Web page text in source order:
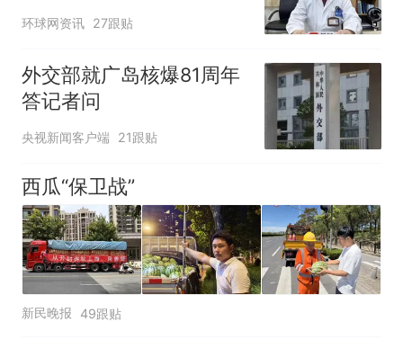
青没事，晚上再吃却出现
环球网资讯 27跟贴
外交部就广岛核爆81周年
答记者问
央视新闻客户端 21跟贴
西瓜“保卫战”
新民晚报 49跟贴